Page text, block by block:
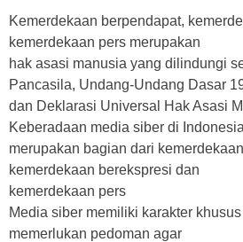
Kemerdekaan berpendapat,
kemerdekaan pers merupakan
hak asasi manusia yang dilindungi
Pancasila, Undang-Undang Dasar
dan Deklarasi Universal Hak Asasi
Keberadaan media siber di
merupakan bagian dari
kemerdekaan berekspresi dan
kemerdekaan pers
Media siber memiliki karakter
memerlukan pedoman agar